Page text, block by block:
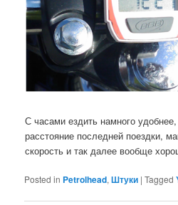
С часами ездить намного
расстояние последней поездки,
скорость и так далее вообще
Posted in Petrolhead,Штуки |Tagged